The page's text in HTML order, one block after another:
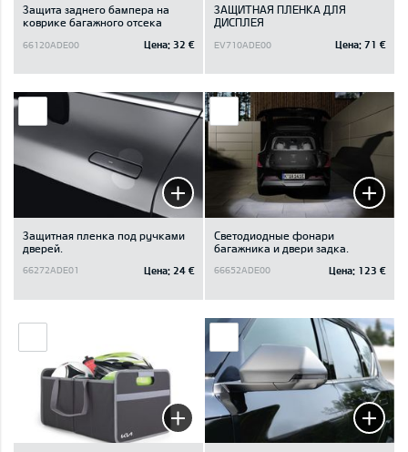
Защита заднего бампера на
коврике багажного отсека
66120ADE00 Цена: 32 €
ЗАЩИТНАЯ ПЛЕНКА ДЛЯ
ДИСПЛЕЯ
EV710ADE00 Цена: 71 €
Защитная пленка под ручками
дверей.
66272ADE01 Цена: 24 €
Светодиодные фонари
багажника и двери задка.
66652ADE00 Цена: 123 €